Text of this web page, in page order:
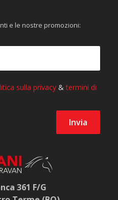
e le nostre promozioni:
361 F/G